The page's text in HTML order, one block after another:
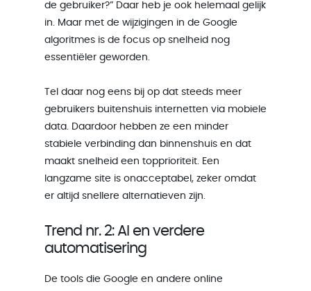
de gebruiker?” Daar heb je ook helemaal gelijk
in. Maar met de wijzigingen in de Google
algoritmes is de focus op snelheid nog
essentiëler geworden.
Tel daar nog eens bij op dat steeds meer
gebruikers buitenshuis internetten via mobiele
data. Daardoor hebben ze een minder
stabiele verbinding dan binnenshuis en dat
maakt snelheid een topprioriteit. Een
langzame site is onacceptabel, zeker omdat
er altijd snellere alternatieven zijn.
Trend nr. 2: AI en verdere
automatisering
De tools die Google en andere online